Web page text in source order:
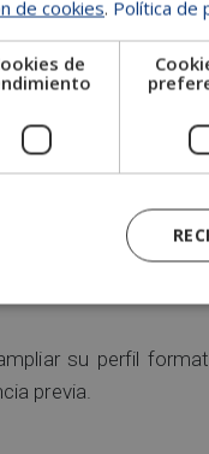
donde
delCampus Virtual,
relacionados con
y las estrategias
su perfil
previa.
de cookies. Política de
de